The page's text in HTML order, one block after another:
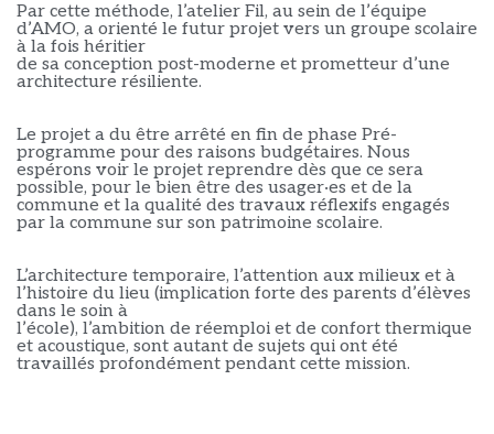
Par cette méthode, l’atelier Fil, au sein de l’équipe
d’AMO, a orienté le futur projet vers un groupe scolaire
à la fois héritier
de sa conception post-moderne et prometteur d’une
architecture résiliente.
Le projet a du être arrêté en fin de phase Pré-
programme pour des raisons budgétaires. Nous
espérons voir le projet reprendre dès que ce sera
possible, pour le bien être des usager·es et de la
commune et la qualité des travaux réflexifs engagés
par la commune sur son patrimoine scolaire.
L’architecture temporaire, l’attention aux milieux et à
l’histoire du lieu (implication forte des parents d’élèves
dans le soin à
l’école), l’ambition de réemploi et de confort thermique
et acoustique, sont autant de sujets qui ont été
travaillés profondément pendant cette mission.